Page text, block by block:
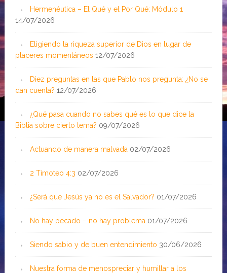
Hermenéutica – El Qué y el Por Qué: Módulo 1
14/07/2026
Eligiendo la riqueza superior de Dios en lugar de
placeres momentáneos 12/07/2026
Diez preguntas en las que Pablo nos pregunta: ¿No se
dan cuenta? 12/07/2026
¿Qué pasa cuando no sabes qué es lo que dice la
Biblia sobre cierto tema? 09/07/2026
Actuando de manera malvada 02/07/2026
2 Timoteo 4:3 02/07/2026
¿Será que Jesús ya no es el Salvador? 01/07/2026
No hay pecado – no hay problema 01/07/2026
Siendo sabio y de buen entendimiento 30/06/2026
Nuestra forma de menospreciar y humillar a los